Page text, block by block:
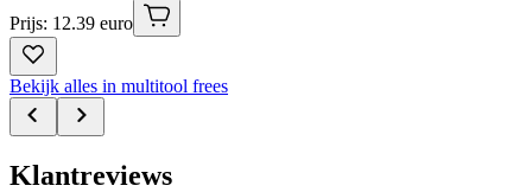
Prijs: 12.39 euro
Bekijk alles in multitool frees
Klantreviews